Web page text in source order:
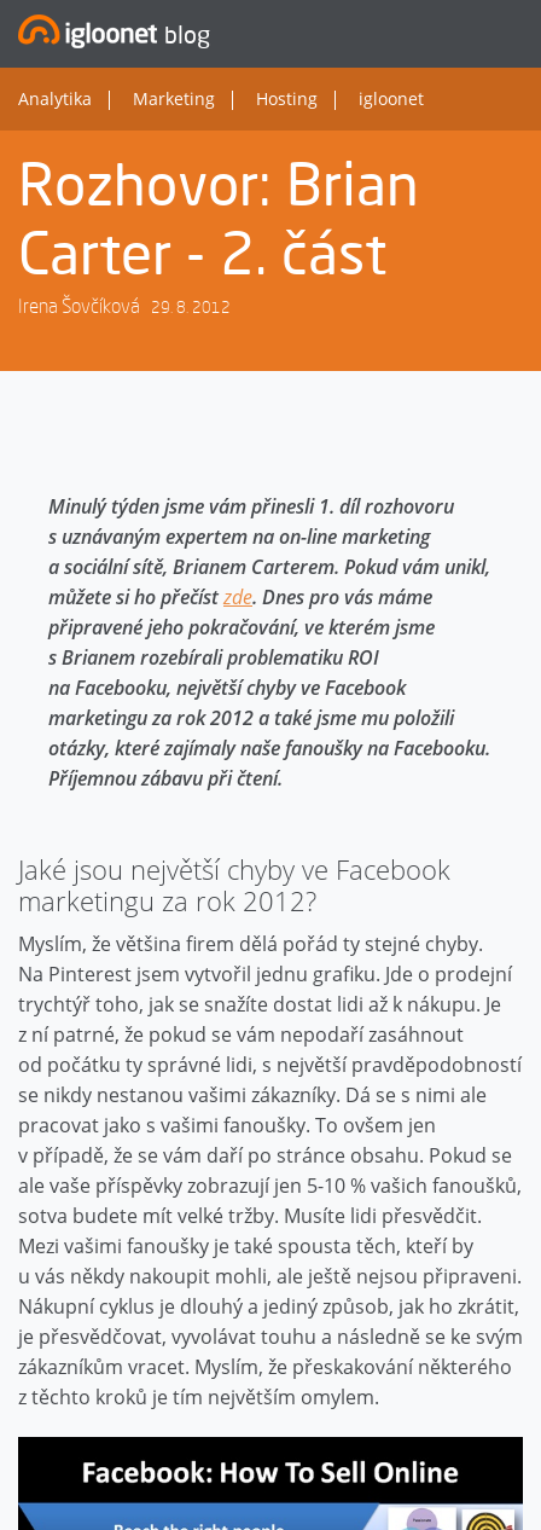
blog
Analytika Marketing Hosting igloonet
Rozhovor: Brian
Carter - 2. část
Irena Šovčíková 29. 8. 2012
Minulý týden jsme vám přinesli 1. díl rozhovoru
s uznávaným expertem na on-line marketing
a sociální sítě, Brianem Carterem. Pokud vám unikl,
můžete si ho přečístzde. Dnes pro vás máme
připravené jeho pokračování, ve kterém jsme
s Brianem rozebírali problematiku ROI
na Facebooku, největší chyby ve Facebook
marketingu za rok 2012 a také jsme mu položili
otázky, které zajímaly naše fanoušky na Facebooku.
Příjemnou zábavu při čtení.
Jaké jsou největší chyby ve Facebook
marketingu za rok 2012?
Myslím, že většina firem dělá pořád ty stejné chyby.
Na Pinterest jsem vytvořil jednu grafiku. Jde o prodejní
trychtýř toho, jak se snažíte dostat lidi až k nákupu. Je
z ní patrné, že pokud se vám nepodaří zasáhnout
od počátku ty správné lidi, s největší pravděpodobností
se nikdy nestanou vašimi zákazníky. Dá se s nimi ale
pracovat jako s vašimi fanoušky. To ovšem jen
v případě, že se vám daří po stránce obsahu. Pokud se
ale vaše příspěvky zobrazují jen 5-10 % vašich fanoušků,
sotva budete mít velké tržby. Musíte lidi přesvědčit.
Mezi vašimi fanoušky je také spousta těch, kteří by
u vás někdy nakoupit mohli, ale ještě nejsou připraveni.
Nákupní cyklus je dlouhý a jediný způsob, jak ho zkrátit,
je přesvědčovat, vyvolávat touhu a následně se ke svým
zákazníkům vracet. Myslím, že přeskakování některého
z těchto kroků je tím největším omylem.